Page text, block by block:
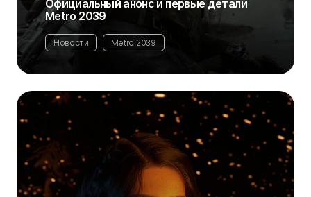
Официальный анонс и первые детали
Metro 2039
Новости Metro 2039